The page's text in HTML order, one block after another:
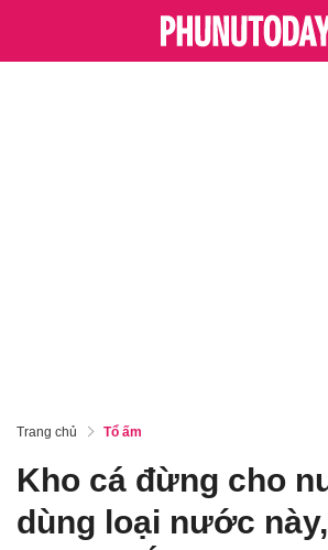
Trang chủ Tổ ấm
Kho cá đừng cho
dùng loại nước